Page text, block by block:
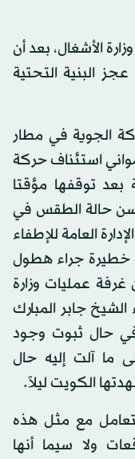
الأشغال، بعد أن
البنية التحتية
الجوية في مطار
استئناف حركة
بعد توقفها مؤقتا
حالة الطقس في
العامة للإطفاء
خطيرة جراء هطول
عمليات وزارة
جابر المبارك
حال ثبوت وجود
ما آلت إليه حال
الكويت ليلاً.
مع مثل هذه
ولا سيما أنها